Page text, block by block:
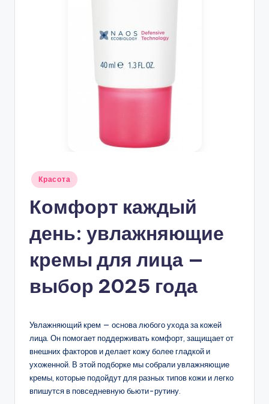
Опубликовано
Красота
Комфорт каждый
день: увлажняющие
кремы для лица —
выбор 2025 года
Увлажняющий крем — основа любого ухода за кожей
лица. Он помогает поддерживать комфорт, защищает от
внешних факторов и делает кожу более гладкой и
ухоженной. В этой подборке мы собрали увлажняющие
кремы, которые подойдут для разных типов кожи и легко
впишутся в повседневную бьюти-рутину.